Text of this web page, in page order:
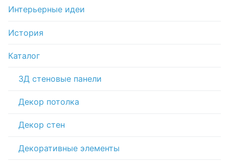
Интерьерные идеи
История
Каталог
3Д стеновые панели
Декор потолка
Декор стен
Декоративные элементы